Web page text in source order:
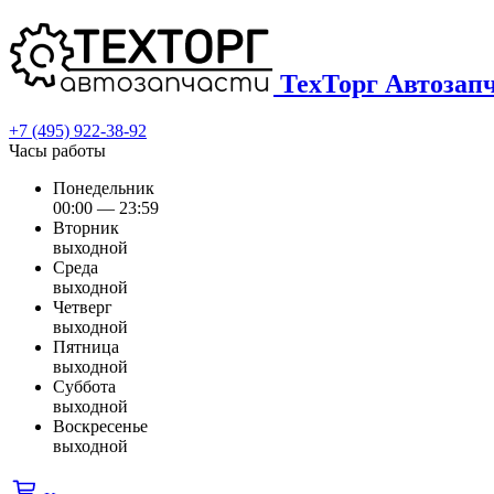
ТехТорг
+7 (495) 922-38-92
Часы работы
Понедельник
00:00 — 23:59
Вторник
выходной
Среда
выходной
Четверг
выходной
Пятница
выходной
Суббота
выходной
Воскресенье
выходной